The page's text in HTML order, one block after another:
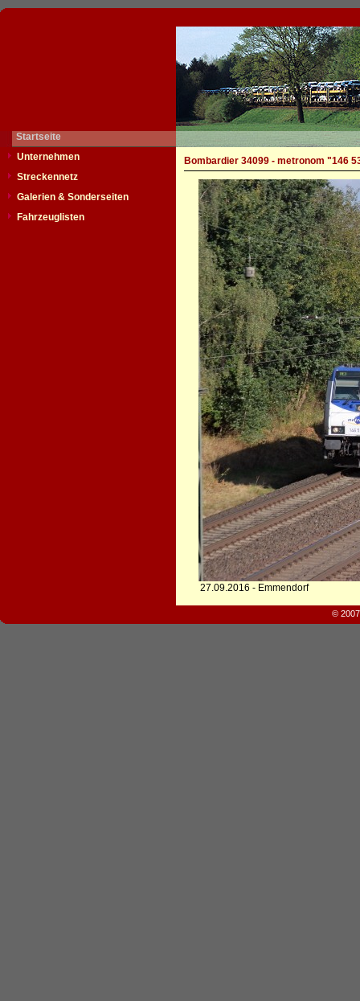
Startseite
Unternehmen
Streckennetz
Galerien & Sonderseiten
Fahrzeuglisten
Bombardier 34099 - metronom "146
27.09.2016 - Emmendorf
©